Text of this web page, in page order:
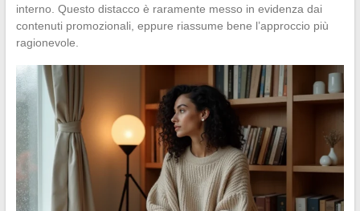
interno. Questo distacco è raramente messo in evidenza dai
contenuti promozionali, eppure riassume bene l’approccio più
ragionevole.